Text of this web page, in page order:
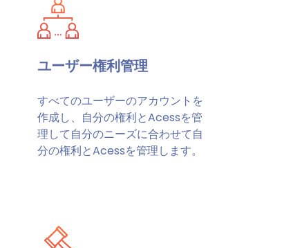
ユーザー権利管理
すべてのユーザーのアカウントを
作成し、自分の権利とAcessを管
理して自分のニーズに合わせて自
分の権利とAcessを管理します。